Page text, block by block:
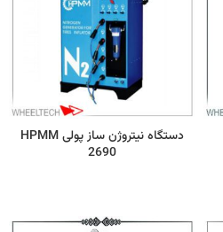
دستگاه نیتروژن ساز پولی HPMM
2690